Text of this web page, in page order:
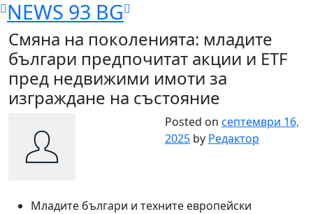
Skip
to
content
NEWS 93 BG
Смяна на поколенията: младите
българи предпочитат акции и ETF
пред недвижими имоти за
изграждане на състояние
Posted on септември 16,
2025 by Редактор
Младите българи и техните европейски